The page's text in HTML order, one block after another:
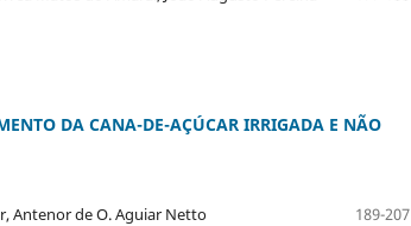
DA CANA-DE-AÇÚCAR IRRIGADA E NÃO
Antenor de O. Aguiar Netto
189-207